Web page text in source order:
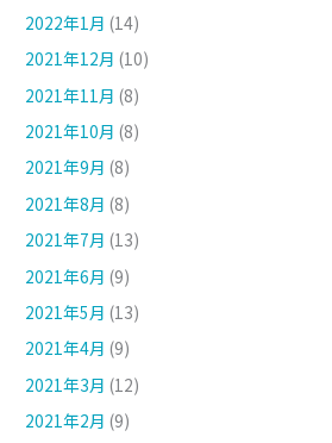
2022年1月 (14)
2021年12月 (10)
2021年11月 (8)
2021年10月 (8)
2021年9月 (8)
2021年8月 (8)
2021年7月 (13)
2021年6月 (9)
2021年5月 (13)
2021年4月 (9)
2021年3月 (12)
2021年2月 (9)